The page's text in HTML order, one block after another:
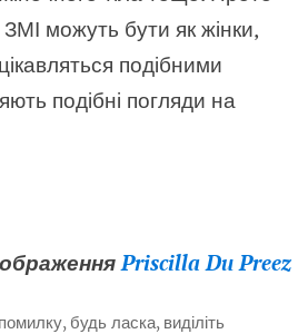
можуть бути як жінки,
подібними
подібні погляди на
Priscilla Du Preez
будь ласка, виділіть